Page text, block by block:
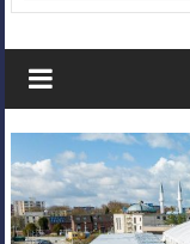
Stadt
Monheim